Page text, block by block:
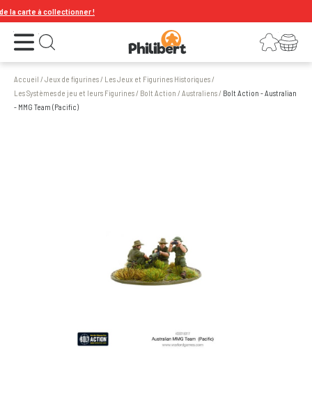
carte à collectionner !
Ouvrir le menu Ouvrir la recherche Connexion
Votre panier
Accueil /Jeux de figurines/ Les Jeux et Figurines Historiques/
Les Systèmes de jeu et leurs Figurines/ Bolt Action /Australiens/ Bolt Action - Australian
- MMG Team (Pacific)